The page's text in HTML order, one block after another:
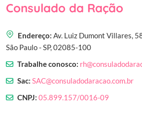
Consulado da Ração
Endereço: Av. Luiz Dumont Villares,
São Paulo - SP, 02085-100
Trabalhe conosco:
Sac: SAC@consuladodaracao.com.br
CNPJ: 05.899.157/0016-09